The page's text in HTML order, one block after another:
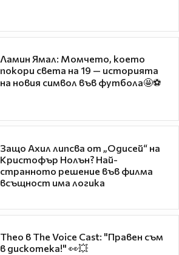
Ламин Ямал: Момчето, което
покори света на 19 — историята
на новия символ във футбола🤩⚽
Защо Ахил липсва от „Одисей“ на
Кристофър Нолън? Най-
странното решение във филма
всъщност има логика
Theo в The Voice Cast: "Правен съм
в дискотека!" 👀💥